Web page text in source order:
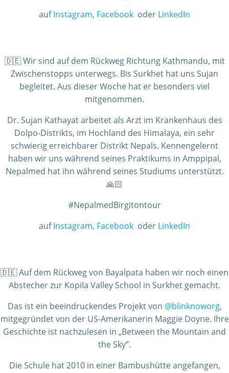
aufInstagram, Facebook oder LinkedIn
🇩🇪 Wir sind auf dem Rückweg Richtung Kathmandu, mit
Zwischenstopps unterwegs. Bis Surkhet hat uns Sujan
begleitet. Aus dieser Woche hat er besonders viel
mitgenommen.
Dr. Sujan Kathayat arbeitet als Arzt im Krankenhaus des
Dolpo-Distrikts, im Hochland des Himalaya, ein sehr
schwierig erreichbarer Distrikt Nepals. Kennengelernt
haben wir uns während seines Praktikums in Amppipal,
Nepalmed hat ihn während seines Studiums unterstützt.
🙏🏻
#NepalmedBirgitontour
aufInstagram, Facebook oder LinkedIn
🇩🇪 Auf dem Rückweg von Bayalpata haben wir noch einen
Abstecher zur Kopila Valley School in Surkhet gemacht.
Das ist ein beeindruckendes Projekt von @blinknoworg,
mitgegründet von der US-Amerikanerin Maggie Doyne. Ihre
Geschichte ist nachzulesen in „Between the Mountain and
the Sky”.
Die Schule hat 2010 in einer Bambushütte angefangen,